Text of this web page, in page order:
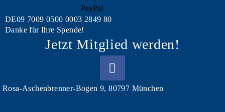
DE09 7009 0500 0003 2849 80
Danke für Ihre Spende!
Jetzt Mitglied werden!
Rosa-Aschenbrenner-Bogen 9, 80797 München